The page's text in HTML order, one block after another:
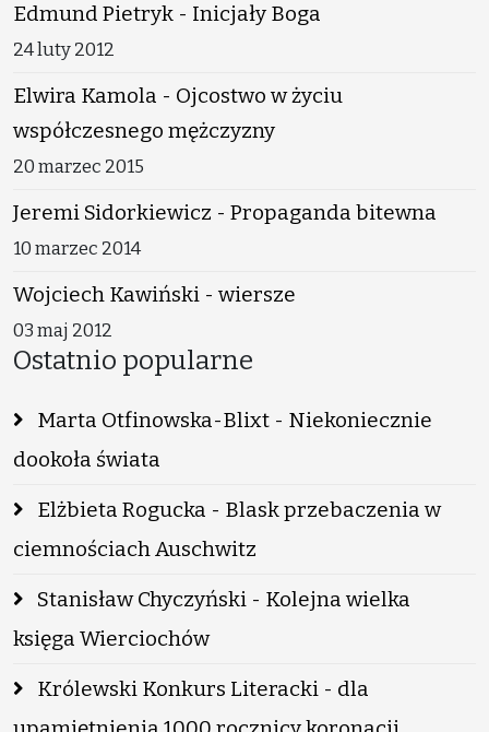
Edmund Pietryk - Inicjały Boga
24 luty 2012
Elwira Kamola - Ojcostwo w życiu
współczesnego mężczyzny
20 marzec 2015
Jeremi Sidorkiewicz - Propaganda bitewna
10 marzec 2014
Wojciech Kawiński - wiersze
03 maj 2012
Ostatnio popularne
Marta Otfinowska-Blixt - Niekoniecznie
dookoła świata
Elżbieta Rogucka - Blask przebaczenia w
ciemnościach Auschwitz
Stanisław Chyczyński - Kolejna wielka
księga Wierciochów
Królewski Konkurs Literacki - dla